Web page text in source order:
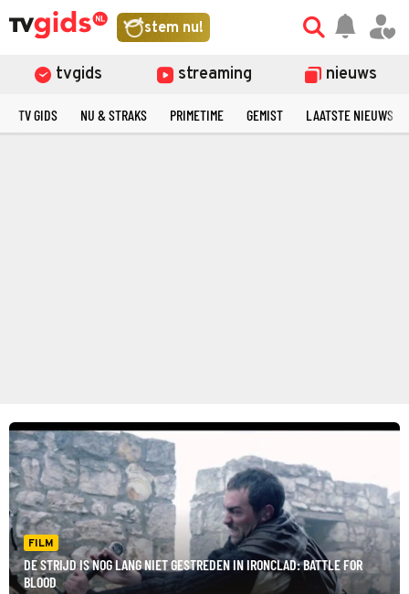
stem nu!
tvgids streaming nieuws
TV GIDS NU & STRAKS PRIMETIME GEMIST LAATSTE NIEUWS
FILM
DE STRIJD IS NOG LANG NIET GESTREDEN IN IRONCLAD: BATTLE FOR
BLOOD